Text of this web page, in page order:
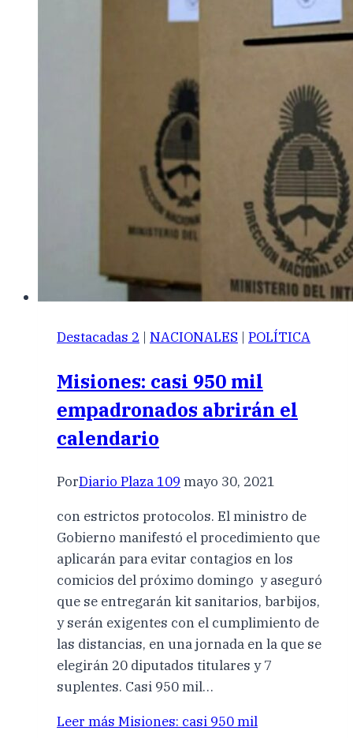
Destacadas 2 | NACIONALES | POLÍTICA
Misiones: casi 950 mil
empadronados abrirán el
calendario
PorDiario Plaza 109 mayo 30, 2021
con estrictos protocolos. El ministro de
Gobierno manifestó el procedimiento que
aplicarán para evitar contagios en los
comicios del próximo domingo y aseguró
que se entregarán kit sanitarios, barbijos,
y serán exigentes con el cumplimiento de
las distancias, en una jornada en la que se
elegirán 20 diputados titulares y 7
suplentes. Casi 950 mil…
Leer más Misiones: casi 950 mil